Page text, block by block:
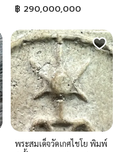
฿ 290,000,000
พระสมเด็จวัดเกศไชโย พิมพ์